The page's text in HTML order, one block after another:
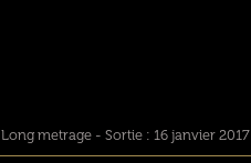
Long metrage - Sortie : 16 janvier 2017